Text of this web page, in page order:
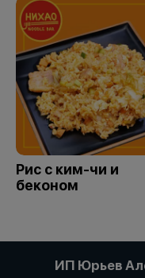
Рис с ким-чи и
беконом
ИП Юрьев